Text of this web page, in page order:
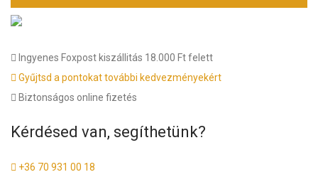
Ingyenes Foxpost kiszállitás 18.000 Ft felett
Gyűjtsd a pontokat további kedvezményekért
Biztonságos online fizetés
Kérdésed van, segíthetünk?
+36 70 931 00 18